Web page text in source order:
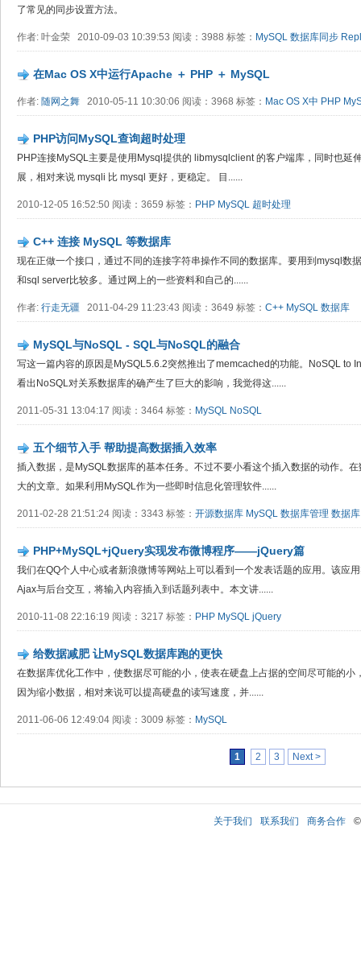
了常见的同步设置方法。
作者: 叶金荣 2010-09-03 10:39:53 阅读：3988 标签： MySQL 数据库同步
在Mac OS X中运行Apache ＋ PHP ＋ MySQL
作者: 随网之舞 2010-05-11 10:30:06 阅读：3968 标签： Mac OS X中 PHP
PHP访问MySQL查询超时处理
PHP连接MySQL主要是使用Mysql提供的 libmysqlclient 的客户端库，同时也延
展，相对来说 mysqli 比 mysql 更好，更稳定。 目......
2010-12-05 16:52:50 阅读：3659 标签： PHP MySQL 超时处理
C++ 连接 MySQL 等数据库
现在正做一个接口，通过不同的连接字符串操作不同的数据库。要用到mysql数
和sql server比较多。通过网上的一些资料和自己的......
作者: 行走无疆 2011-04-29 11:23:43 阅读：3649 标签： C++ MySQL 数据库
MySQL与NoSQL - SQL与NoSQL的融合
写这一篇内容的原因是MySQL5.6.2突然推出了memcached的功能。NoSQL to
看出NoSQL对关系数据库的确产生了巨大的影响，我觉得这......
2011-05-31 13:04:17 阅读：3464 标签： MySQL NoSQL
五个细节入手 帮助提高数据插入效率
插入数据，是MySQL数据库的基本任务。不过不要小看这个插入数据的动作。
大的文章。如果利用MySQL作为一些即时信息化管理软件......
2011-02-28 21:51:24 阅读：3343 标签： 开源数据库 MySQL 数据库管理 数据库
PHP+MySQL+jQuery实现发布微博程序——jQuery篇
我们在QQ个人中心或者新浪微博等网站上可以看到一个发表话题的应用。该应
Ajax与后台交互，将输入内容插入到话题列表中。本文讲......
2010-11-08 22:16:19 阅读：3217 标签： PHP MySQL jQuery
给数据减肥 让MySQL数据库跑的更快
在数据库优化工作中，使数据尽可能的小，使表在硬盘上占据的空间尽可能的
因为缩小数据，相对来说可以提高硬盘的读写速度，并......
2011-06-06 12:49:04 阅读：3009 标签： MySQL
1 2 3 Next >
关于我们 联系我们 商务合作